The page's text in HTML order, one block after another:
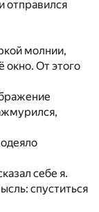
отправился
молнии,
окно. От этого
себе я.
спуститься